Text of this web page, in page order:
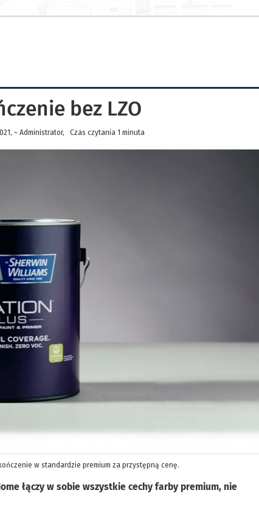
bez LZO
~ Administrator, Czas czytania 1 minuta
w standardzie premium za przystępną cenę.
łączy w sobie wszystkie cechy farby premium, nie